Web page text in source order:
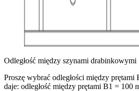
Odległość między szynami drabinkowymi
Proszę wybrać odległości między
daje: odległość między prętami B1 = 100